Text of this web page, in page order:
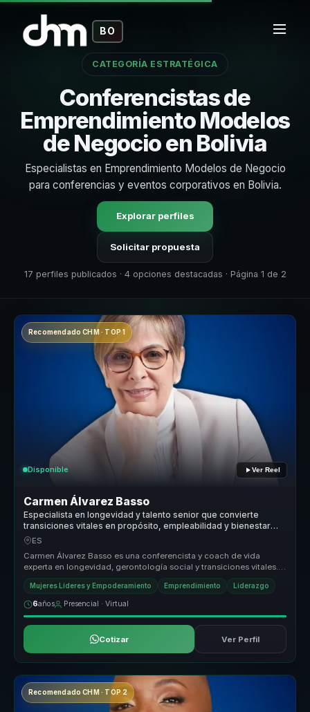
BO
CATEGORÍA ESTRATÉGICA
Conferencistas de
Emprendimiento Modelos
de Negocio en Bolivia
Especialistas en Emprendimiento Modelos de Negocio
para conferencias y eventos corporativos en Bolivia.
Explorar perfiles
Solicitar propuesta
17 perfiles publicados · 4 opciones destacadas · Página 1 de 2
Recomendado CHM · TOP 1
Disponible Ver Reel
Carmen Álvarez Basso
Especialista en longevidad y talento senior que convierte
transiciones vitales en propósito, empleabilidad y bienestar
para profesionales y organizaciones.
ES
Carmen Álvarez Basso es una conferencista y coach de vida
experta en longevidad, gerontología social y transiciones vitales.
Ayuda a las ...
Mujeres Líderes y Empoderamiento Emprendimiento Liderazgo
6años Presencial · Virtual
Cotizar Ver Perfil
Recomendado CHM · TOP 2